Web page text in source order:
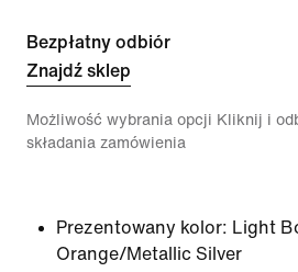
Bezpłatny odbiór
Znajdź sklep
Możliwość wybrania opcji Kliknij i
składania zamówienia
Prezentowany kolor: Light
Orange/Metallic Silver